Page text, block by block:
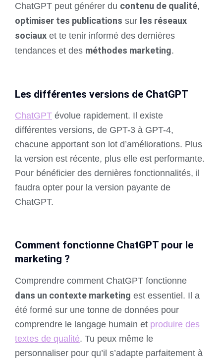
ChatGPT peut générer du contenu de qualité,
optimiser tes publications sur les réseaux
sociaux et te tenir informé des dernières
tendances et des méthodes marketing.
Les différentes versions de ChatGPT
ChatGPT évolue rapidement. Il existe
différentes versions, de GPT-3 à GPT-4,
chacune apportant son lot d’améliorations. Plus
la version est récente, plus elle est performante.
Pour bénéficier des dernières fonctionnalités, il
faudra opter pour la version payante de
ChatGPT.
Comment fonctionne ChatGPT pour le
marketing ?
Comprendre comment ChatGPT fonctionne
dans un contexte marketing est essentiel. Il a
été formé sur une tonne de données pour
comprendre le langage humain et produire des
textes de qualité. Tu peux même le
personnaliser pour qu’il s’adapte parfaitement à